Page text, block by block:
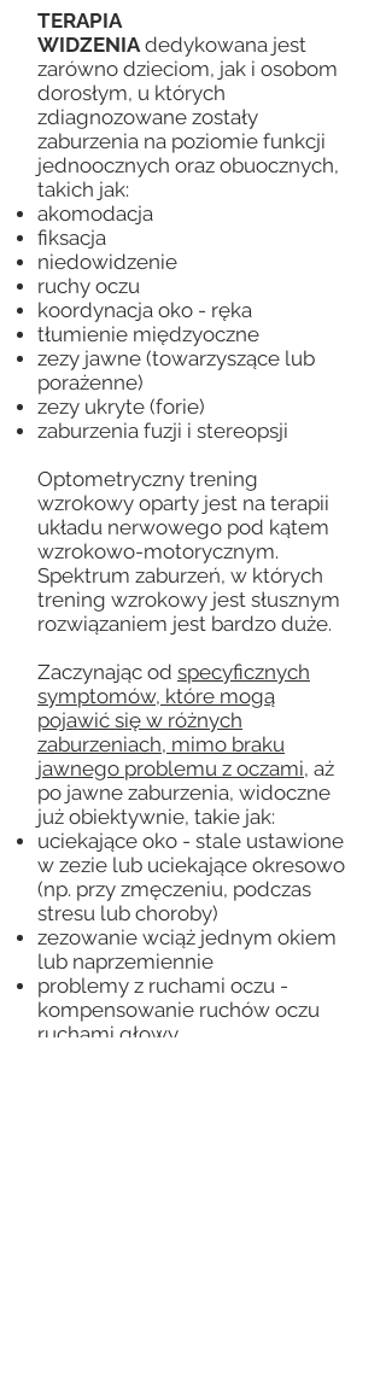
TERAPIA
WIDZENIAdedykowana jest
zarówno dzieciom, jak i osobom
dorosłym, u których
zdiagnozowane zostały
zaburzenia na poziomie funkcji
jednoocznych oraz obuocznych,
takich jak:
akomodacja
fiksacja
niedowidzenie
ruchy oczu
koordynacja oko - ręka
tłumienie międzyoczne
zezy jawne (towarzyszące lub
porażenne)
zezy ukryte (forie)
zaburzenia fuzji i stereopsji
Optometryczny trening
wzrokowy oparty jest na terapii
układu nerwowego pod kątem
wzrokowo-motorycznym.
Spektrum zaburzeń, w których
trening wzrokowy jest słusznym
rozwiązaniem jest bardzo duże.
Zaczynając od specyficznych
symptomów, które mogą
pojawić się w różnych
zaburzeniach, mimo braku
jawnego problemu z oczami, aż
po jawne zaburzenia, widoczne
już obiektywnie, takie jak:
uciekające oko - stale ustawione
w zezie lub uciekające okresowo
(np. przy zmęczeniu, podczas
stresu lub choroby)
zezowanie wciąż jednym okiem
lub naprzemiennie
problemy z ruchami oczu -
kompensowanie ruchów oczu
ruchami głowy